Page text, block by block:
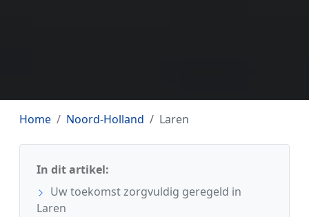
Home Noord-Holland Laren
In dit artikel:
Uw toekomst zorgvuldig geregeld in
Laren